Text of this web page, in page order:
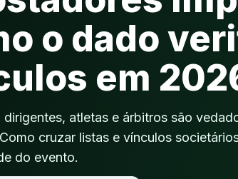
o dado
em
dirigentes, atletas e árbitros são
cruzar listas e vínculos
do evento.